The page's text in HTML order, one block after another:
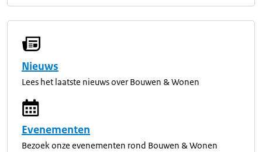
Nieuws
Lees het laatste nieuws over Bouwen & Wonen
Evenementen
Bezoek onze evenementen rond Bouwen & Wonen